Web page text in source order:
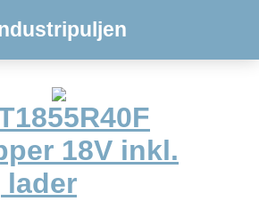
18V inkl.
lader